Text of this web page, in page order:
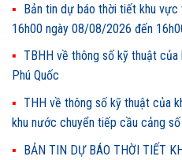
Bản tin dự báo thời tiết khu
16h00 ngày 08/08/2026 đến
TBHH về thông số kỹ thuật
Phú Quốc
THH về thông số kỹ thuật của
khu nước chuyển tiếp cầu cảng
BẢN TIN DỰ BÁO THỜI TIẾT